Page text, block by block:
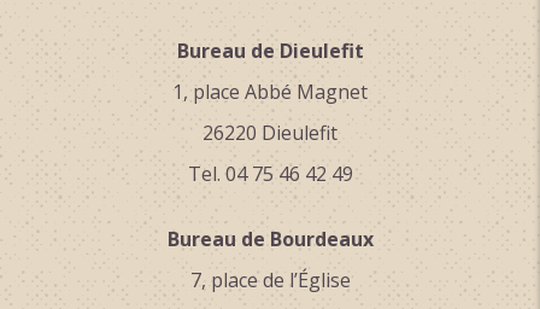
Bureau de Dieulefit
1, place Abbé Magnet
26220 Dieulefit
Tel. 04 75 46 42 49
Bureau de Bourdeaux
7, place de l’Église